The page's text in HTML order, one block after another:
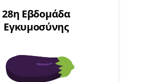
28η Εβδομάδα
Εγκυμοσύνης